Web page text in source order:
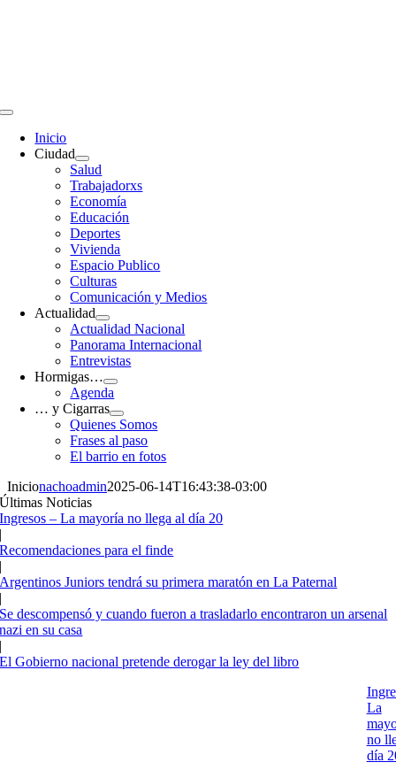
Toggle
Navigation
Inicio
Ciudad
Salud
Trabajadorxs
Economía
Educación
Deportes
Vivienda
Espacio Publico
Culturas
Comunicación y Medios
Actualidad
Actualidad Nacional
Panorama Internacional
Entrevistas
Hormigas…
Agenda
… y Cigarras
Quienes Somos
Frases al paso
El barrio en fotos
Inicionachoadmin2025-06-14T16:43:38-03:00
Últimas Noticias
Ingresos – La mayoría no llega al día 20
|
Recomendaciones para el finde
|
Argentinos Juniors tendrá su primera maratón en La Paternal
|
Se descompensó y cuando fueron a trasladarlo encontraron un arsenal
nazi en su casa
|
El Gobierno nacional pretende derogar la ley del libro
La
no
día